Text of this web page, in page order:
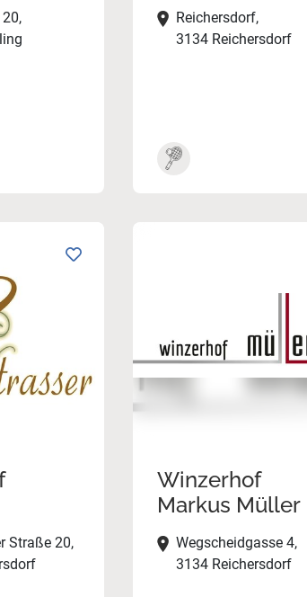
Reichersdorf,
3134 Reichersdorf
Straße 20,
Winzerhof
Markus Müller
Wegscheidgasse 4,
3134 Reichersdorf